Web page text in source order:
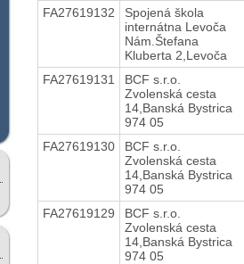
FA27619132
Spojená škola
internátna Levoča
Nám.Štefana
Kluberta 2,Levoča
FA27619131
BCF s.r.o.
Zvolenská cesta
14,Banská Bystrica
974 05
FA27619130
BCF s.r.o.
Zvolenská cesta
14,Banská Bystrica
974 05
FA27619129
BCF s.r.o.
Zvolenská cesta
14,Banská Bystrica
974 05